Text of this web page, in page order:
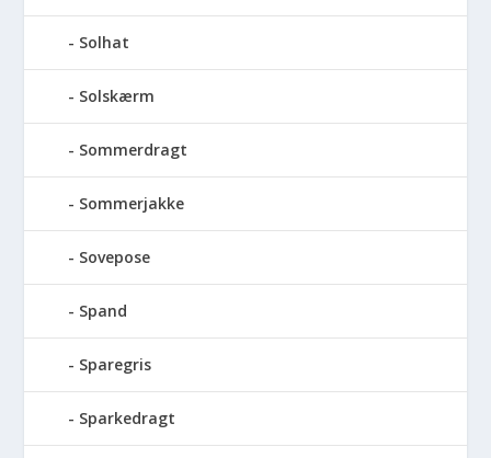
Solhat
Solskærm
Sommerdragt
Sommerjakke
Sovepose
Spand
Sparegris
Sparkedragt